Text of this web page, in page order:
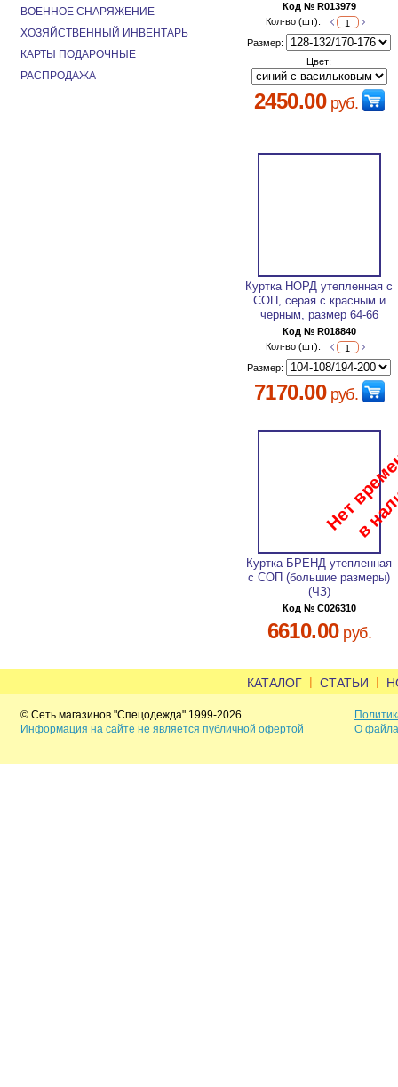
Код № R013979
Кол-во (шт):
Размер:
Цвет:
2450.00руб.
Куртка НОРД утепленная с
СОП, серая с красным и
черным, размер 64-66
Код № R018840
Кол-во (шт):
Размер:
7170.00руб.
Куртка БРЕНД утепленная
с СОП (большие размеры)
(ЧЗ)
Код № C026310
6610.00руб.
ВОЕННОЕ СНАРЯЖЕНИЕ
ХОЗЯЙСТВЕННЫЙ ИНВЕНТАРЬ
КАРТЫ ПОДАРОЧНЫЕ
РАСПРОДАЖА
КАТАЛОГ | СТАТЬИ |
© Сеть магазинов "Спецодежда" 1999-2026
Информация на сайте не является публичной офертой
О